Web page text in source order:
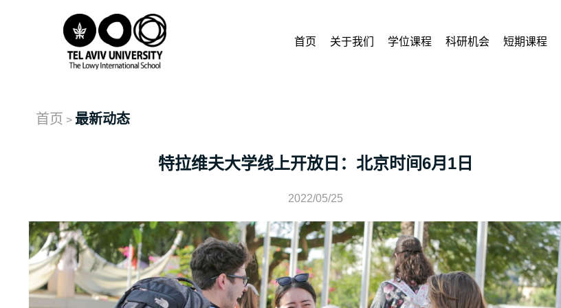
首页 关于我们 学位课程 科研机会 短期课程
首页 > 最新动态
特拉维夫大学线上开放日：北京时间6月1日
2022/05/25